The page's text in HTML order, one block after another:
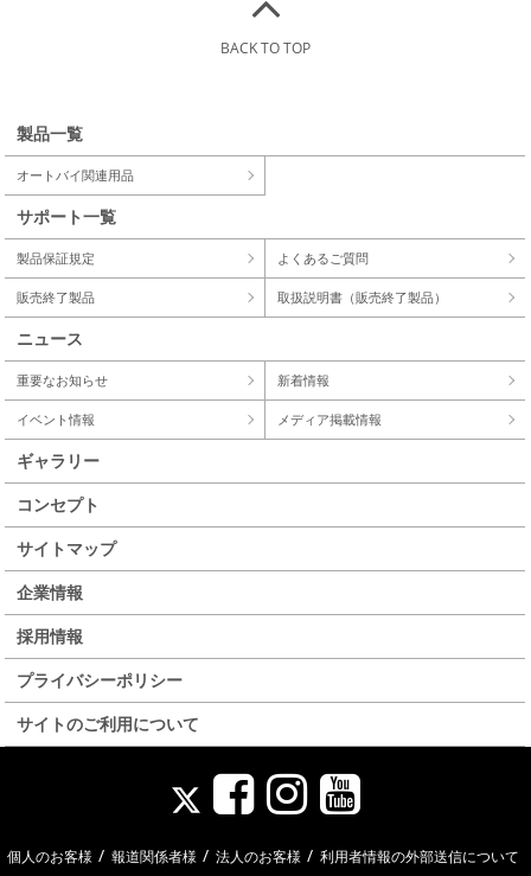
BACK TO TOP
製品一覧
オートバイ関連用品
サポート一覧
製品保証規定 よくあるご質問
販売終了製品 取扱説明書（販売終了製品）
ニュース
重要なお知らせ 新着情報
イベント情報 メディア掲載情報
ギャラリー
コンセプト
サイトマップ
企業情報
採用情報
プライバシーポリシー
サイトのご利用について
個人のお客様 / 報道関係者様 / 法人のお客様 / 利用者情報の外部送信について